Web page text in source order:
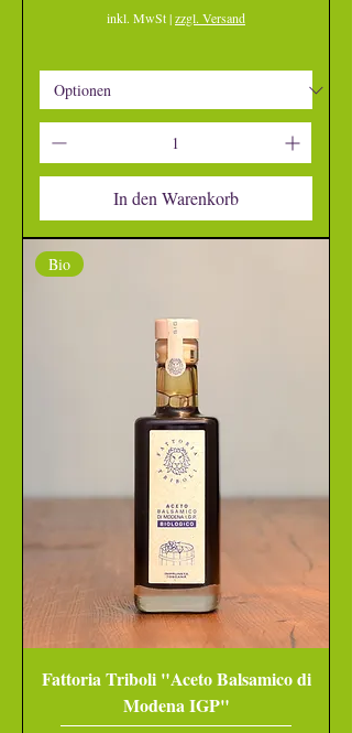
inkl. MwSt|zzgl. Versand
In den Warenkorb
Bio
Fattoria Triboli "Aceto Balsamico di
Modena IGP"